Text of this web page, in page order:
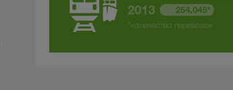
2013
254,045*
*количество перевозок